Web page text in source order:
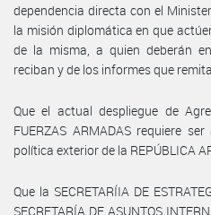
dependencia directa con el
la misión diplomática en que
de la misma, a quien deberán
reciban y de los informes que
Que el actual despliegue de
FUERZAS ARMADAS requiere
política exterior de la REPÚBLICA
Que la SECRETARÍIA DE
SECRETARÍA DE ASUNTOS